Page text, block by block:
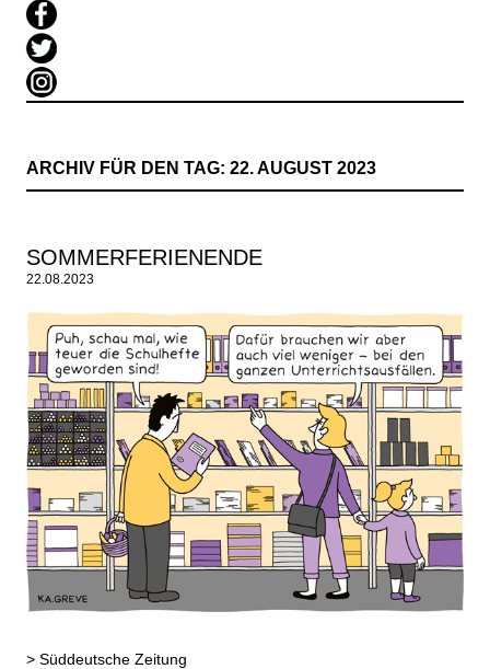
ARCHIV FÜR DEN TAG: 22. AUGUST 2023
SOMMERFERIENENDE
22.08.2023
> Süddeutsche Zeitung